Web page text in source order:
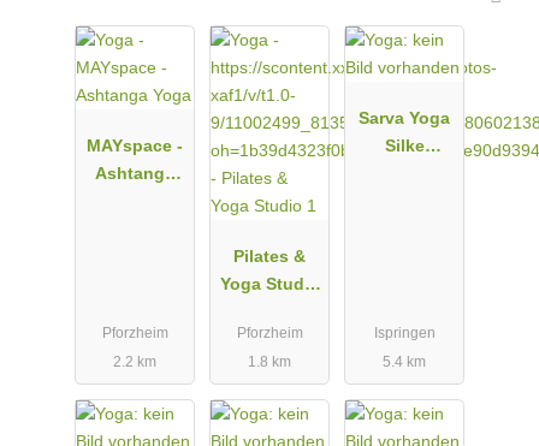
MAYspace -
Ashtanga
Pforzheim
2.2 km
Pilates &
Yoga Studio
Pforzheim
1.8 km
Sarva Yoga
Silke
Ispringen
5.4 km